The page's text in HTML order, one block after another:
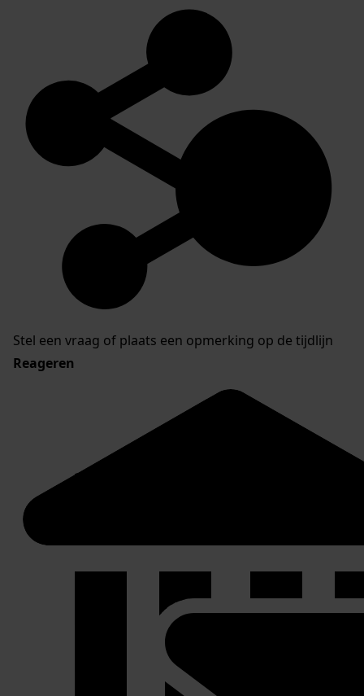
Stel een vraag of plaats een opmerking op de tijdlijn
Reageren